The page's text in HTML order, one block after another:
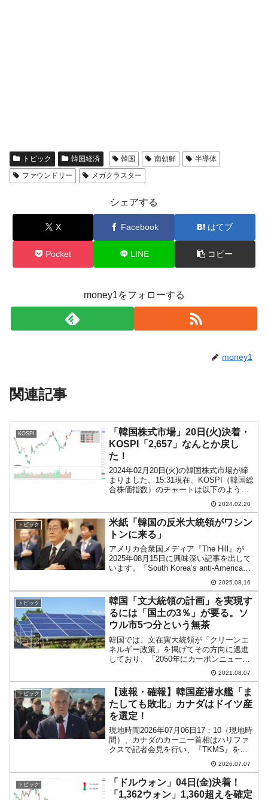
トピック 韓国経済 韓国 南朝鮮
半導体
ファウンドリー
メガクラスター
シェアする
X Facebook はてブ
Pocket LINE コピー
money1をフォローする
money1
関連記事
KOSPI
「韓国株式市場」20日(火)決着・
KOSPI「2,657」なんとか戻し
た！
2024年02月20日(火)の韓国株式市場が締
まりました。15:31現在、KOSPI（韓国総
合株価指数）のチャートは以下のように
『Investing.com』より引用）。一時
「2,643」まで下げたのですが、なんと
か...
2024.02.20
トピック
米紙「韓国の反米大統領がワシン
トンに来る」
アメリカ合衆国メディア『The Hill』が
2025年08月15日に興味深い記事を出して
います。「South Korea’s anti-American
president is coming to Washington」（韓
2025.08.16
トピック
韓国「文大統領の計画」を実現す
るには「国土の3％」が要る。ソ
ウル市5つ分という無茶
韓国では、文在寅大統領が「クリーンエ
ネルギー政策」を掲げてその方向に邁進
しており、「2050年にカーボンニュート
ラルを実現する」と宣言済みです。その
ために太陽光発電・風力発電施設の増設
に急激に進めていますが、あまりのの急
進ぶりにひずみも生じ...
2021.08.07
トピック
【速報・確報】韓国産潜水艦「ま
たしても敗北」カナダはドイツ産
を選定！
現地時間2026年07月06日17：10（現地時
間）、カナダのカーニー首相はハリファ
クスで記者会見を行い、『TKMS』を優
先交渉対象者に選定したことを正式に発
表しました。ドイツの『TKMS』を選定
し、最大12隻の潜水艦の調達に向けて正
式交渉...
2026.07.07
トピック
「ドルウォン」04日(金)決着！
「1,362ウォン」1,360超えを確定